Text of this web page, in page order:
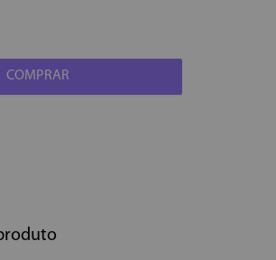
COMPRAR